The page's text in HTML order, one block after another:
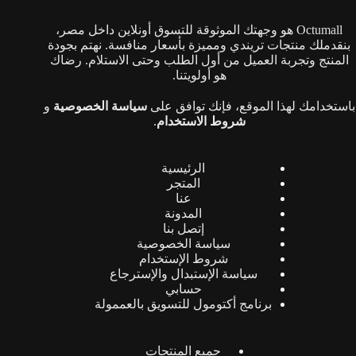
المنتج
المنتج
Octumall هو وجهتك الموثوقة للتسوق أونلاين داخل مصر،
بنقدملك منتجات تريندي ومميزة بأسعار منافسة. نهتم بجودة
المنتج وتجربة العميل من أول الطلب وحتى الاستلام. رضاك
هو أولويتنا.
باستخدامك لهذا الموقع، فإنك توافق علىسياسة الخصوصية و
شروط الاستخدام.
الرئيسية
المتجر
عنا
المدونة
إتصل بنا
سياسة الخصوصية
شروط الإستخدام
سياسة الإستبدال والإسترجاع
حسابي
برنامج أكتومول للتسويق بالعممولة
جميع المنتجات